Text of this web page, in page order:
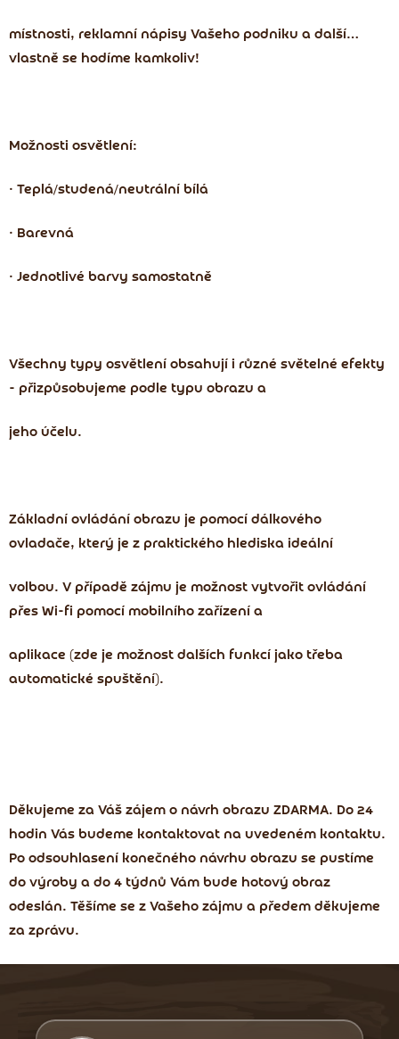
místnosti, reklamní nápisy Vašeho podniku a další…
vlastně se hodíme kamkoliv!
Možnosti osvětlení:
• Teplá/studená/neutrální bílá
• Barevná
• Jednotlivé barvy samostatně
Všechny typy osvětlení obsahují i různé světelné efekty
- přizpůsobujeme podle typu obrazu a
jeho účelu.
Základní ovládání obrazu je pomocí dálkového
ovladače, který je z praktického hlediska ideální
volbou. V případě zájmu je možnost vytvořit ovládání
přes Wi-fi pomocí mobilního zařízení a
aplikace (zde je možnost dalších funkcí jako třeba
automatické spuštění).
Děkujeme za Váš zájem o návrh obrazu ZDARMA. Do 24
hodin Vás budeme kontaktovat na uvedeném kontaktu.
Po odsouhlasení konečného návrhu obrazu se pustíme
do výroby a do 4 týdnů Vám bude hotový obraz
odeslán. Těšíme se z Vašeho zájmu a předem děkujeme
za zprávu.